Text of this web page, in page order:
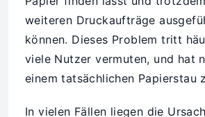
weiteren Druckaufträge
können. Dieses Problem tritt
viele Nutzer vermuten, und hat
einem tatsächlichen Papierstau
In vielen Fällen liegen die